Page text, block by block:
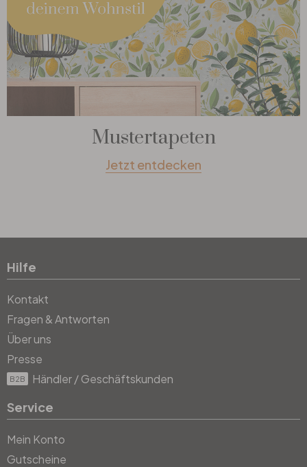
Mustertapeten
Jetzt entdecken
Hilfe
Kontakt
Fragen & Antworten
Über uns
Presse
B2B Händler / Geschäftskunden
Service
Mein Konto
Gutscheine